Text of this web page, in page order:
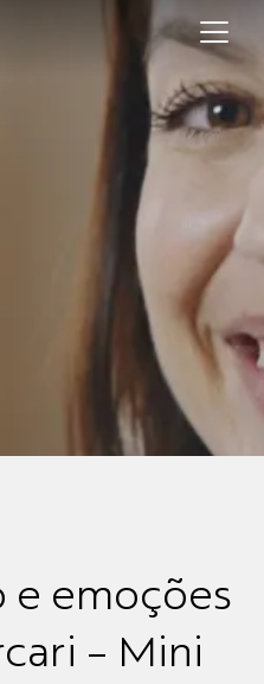
emoções
- Mini